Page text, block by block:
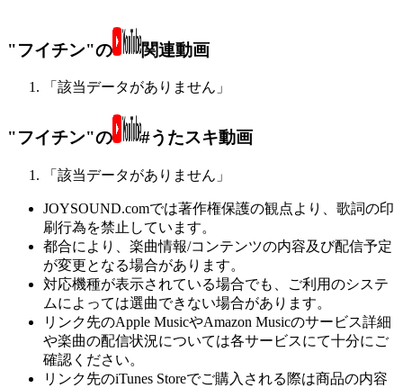
"フイチン"の 関連動画
「該当データがありません」
"フイチン"の #うたスキ動画
「該当データがありません」
JOYSOUND.comでは著作権保護の観点より、歌詞の印
刷行為を禁止しています。
都合により、楽曲情報/コンテンツの内容及び配信予定
が変更となる場合があります。
対応機種が表示されている場合でも、ご利用のシステ
ムによっては選曲できない場合があります。
リンク先のApple MusicやAmazon Musicのサービス詳細
や楽曲の配信状況については各サービスにて十分にご
確認ください。
リンク先のiTunes Storeでご購入される際は商品の内容